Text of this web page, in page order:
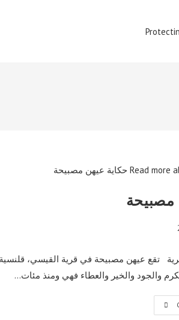
مصبيحة
تقع عيهن مصبيحة في قرية القيسي،
والجود والخير والعطاء فهي ومنذ مئات…
حكاية
عيهن